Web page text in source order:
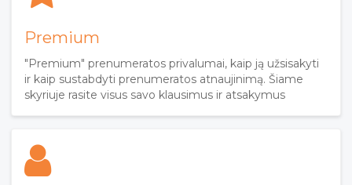
Premium
"Premium" prenumeratos privalumai, kaip ją užsisakyti
ir kaip sustabdyti prenumeratos atnaujinimą. Šiame
skyriuje rasite visus savo klausimus ir atsakymus